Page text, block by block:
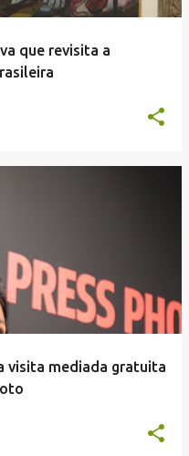
que revisita a
visita mediada gratuita